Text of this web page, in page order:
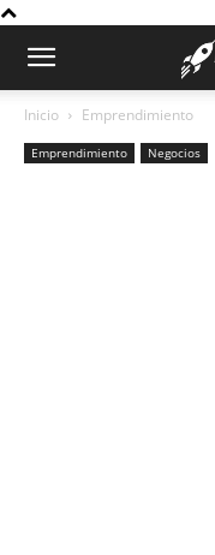
Inicio Emprendimiento
Emprendimiento Negocios